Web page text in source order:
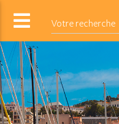
Votre recherche